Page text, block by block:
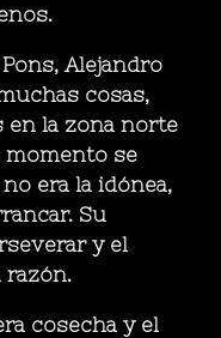
Alejandro
cosas,
en la zona norte
momento se
era la idónea,
Su
y el
razón.
cosecha y el